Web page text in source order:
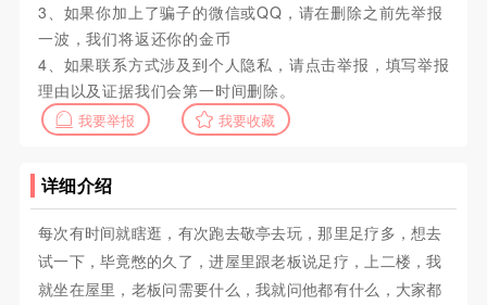
3、如果你加上了骗子的微信或QQ，请在删除之前先举报
一波，我们将返还你的金币
4、如果联系方式涉及到个人隐私，请点击举报，填写举报
理由以及证据我们会第一时间删除。
我要举报 我要收藏
详细介绍
每次有时间就瞎逛，有次跑去敬亭去玩，那里足疗多，想去
试一下，毕竟憋的久了，进屋里跟老板说足疗，上二楼，我
就坐在屋里，老板问需要什么，我就问他都有什么，大家都